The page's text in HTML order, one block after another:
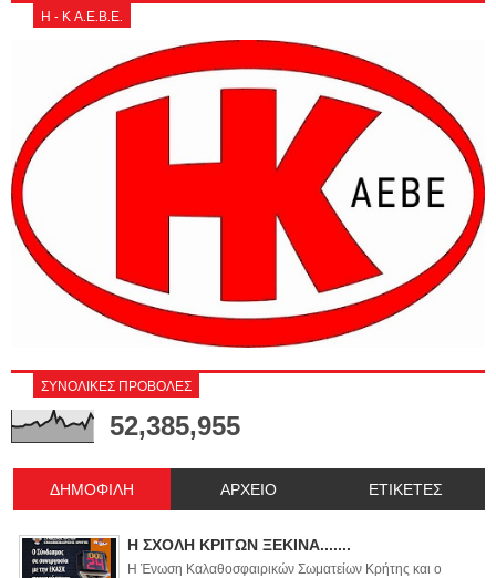
Η - Κ Α.Ε.Β.Ε.
ΣΥΝΟΛΙΚΕΣ ΠΡΟΒΟΛΕΣ
52,385,955
ΔΗΜΟΦΙΛΗ ΑΡΧΕΙΟ ΕΤΙΚΕΤΕΣ
Η ΣΧΟΛΗ ΚΡΙΤΩΝ ΞΕΚΙΝΑ.......
Η Ένωση Καλαθοσφαιρικών Σωματείων Κρήτης και ο